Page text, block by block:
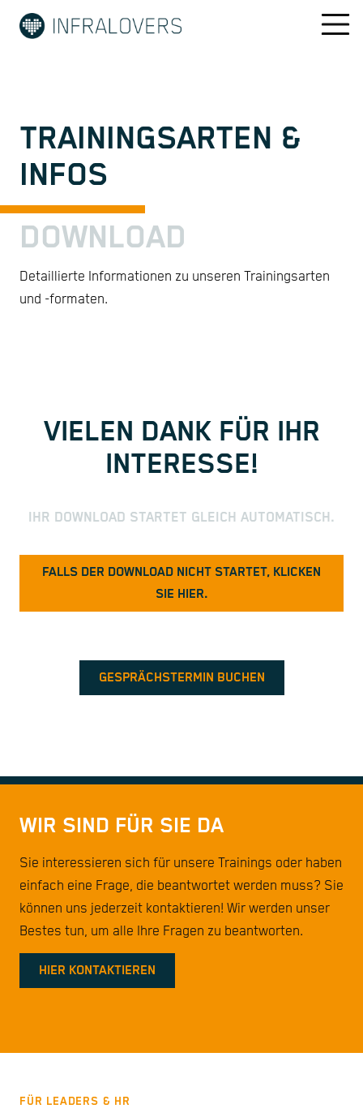
TRAININGSARTEN &
INFOS
DOWNLOAD
Detaillierte Informationen zu unseren Trainingsarten
und -formaten.
VIELEN DANK FÜR IHR
INTERESSE!
IHR DOWNLOAD STARTET GLEICH AUTOMATISCH.
FALLS DER DOWNLOAD NICHT STARTET, KLICKEN
SIE HIER.
GESPRÄCHSTERMIN BUCHEN
WIR SIND FÜR SIE DA
Sie interessieren sich für unsere Trainings oder haben
einfach eine Frage, die beantwortet werden muss? Sie
können uns jederzeit kontaktieren! Wir werden unser
Bestes tun, um alle Ihre Fragen zu beantworten.
HIER KONTAKTIEREN
FÜR LEADERS & HR